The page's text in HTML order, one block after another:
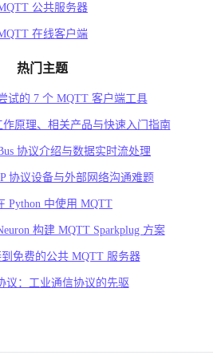
公共服务器
在线客户端
热门主题
试的 7 个 MQTT 客户端工具
作原理、相关产品与快速入门指南
协议介绍与数据实时流处理
协议设备与外部网络沟通难题
Python 中使用 MQTT
构建 MQTT Sparkplug 方案
到免费的公共 MQTT 服务器
议：工业通信协议的先驱